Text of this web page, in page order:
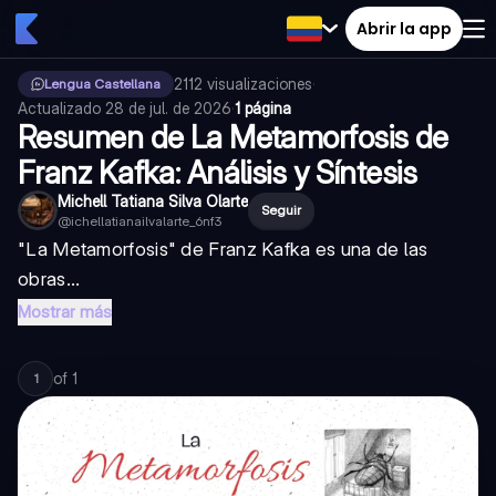
Abrir la app
Lengua Castellana 2112 visualizaciones·
Actualizado 28 de jul. de 2026·1 página
Resumen de La Metamorfosis de
Franz Kafka: Análisis y Síntesis
Michell Tatiana Silva Olarte
@ichellatianailvalarte_6nf3
Seguir
"La Metamorfosis" de Franz Kafka es una de las
obras...
Mostrar más
1 of 1